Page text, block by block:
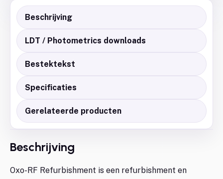
Beschrijving
LDT / Photometrics downloads
Bestektekst
Specificaties
Gerelateerde producten
Beschrijving
Oxo-RF Refurbishment is een refurbishment en